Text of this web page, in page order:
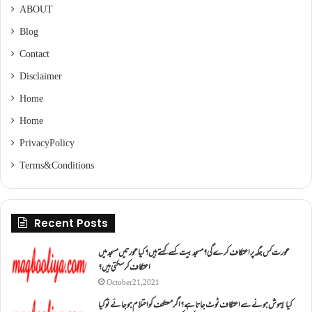
ABOUT
Blog
Contact
Disclaimer
Home
Home
Privacy Policy
Terms & Conditions
Recent Posts
عورت کس جگہ پر اعتکاف کرے گی؟مسجد بیت کسے کہتے ہیں؟کیا عورتیں مسجد میں
اعتکاف کر سکتی ہیں؟
October 21, 2021
کیا بیہوش ہونے سے اعتکاف ٹوٹ جاتا ہے؟ اگر معتکف کو احتلام ہو جائے تو کیا